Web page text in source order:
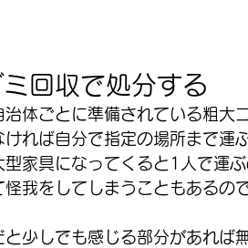
回収で処分する
体ごとに準備されている粗大
れば自分で指定の場所まで運
家具になってくると1人で運ぶ
我をしてしまうこともあるの
少しでも感じる部分があれば